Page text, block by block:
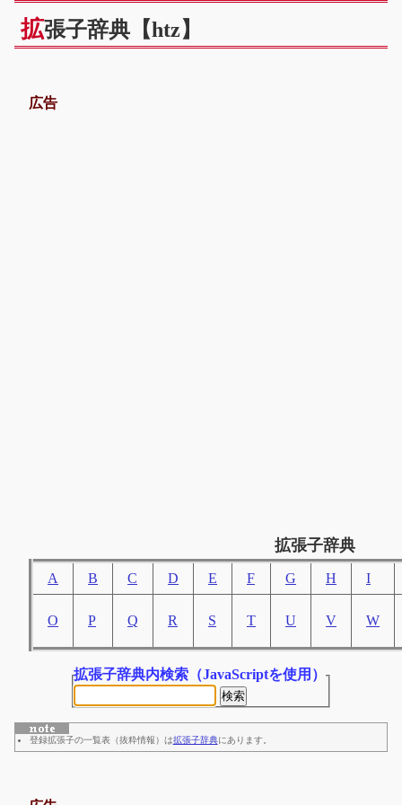
拡張子辞典【htz】
広告
拡張子辞典
A B C D E F G H I
O P Q R S T U V W
拡張子辞典内検索 （JavaScriptを使用）
登録拡張子の一覧表（抜粋情報）は拡張子辞典にあります。